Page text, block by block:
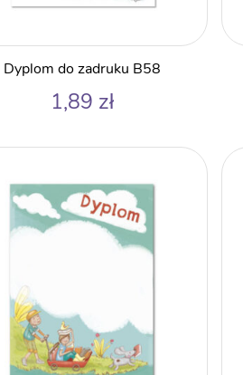
Dyplom do zadruku B58
1,89 zł